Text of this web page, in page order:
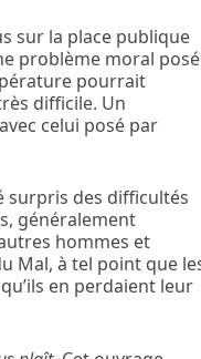
sur la place publique
problème moral posé
pourrait
difficile. Un
celui posé par
surpris des difficultés
généralement
hommes et
Mal, à tel point que
en perdaient leur